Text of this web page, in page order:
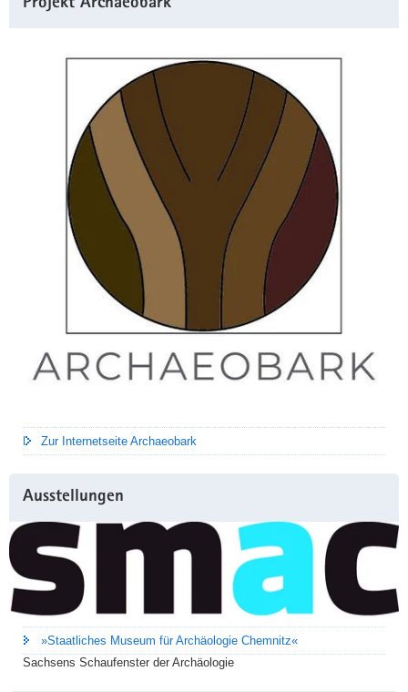
Projekt Archaeobark
Zur Internetseite Archaeobark
Ausstellungen
»Staatliches Museum für Archäologie Chemnitz«
Sachsens Schaufenster der Archäologie